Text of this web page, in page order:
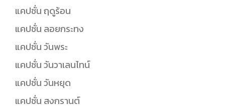
แคปชั่น ฤดูร้อน
แคปชั่น ลอยกระทง
แคปชั่น วันพระ
แคปชั่น วันวาเลนไทน์
แคปชั่น วันหยุด
แคปชั่น สงกรานต์